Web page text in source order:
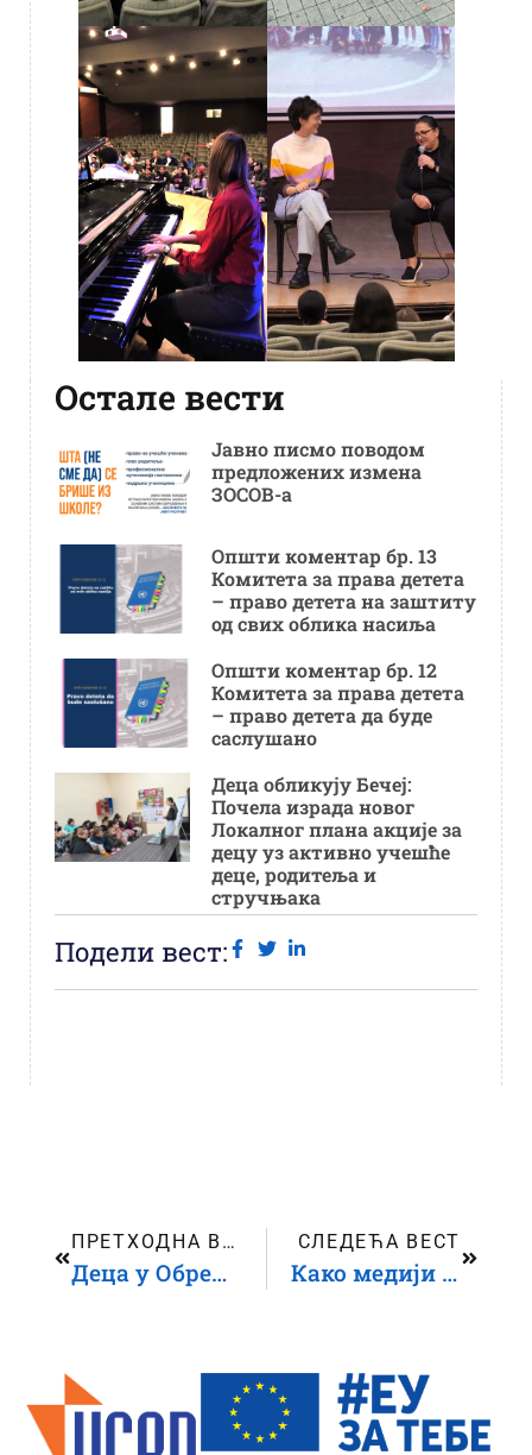
Остале вести
Јавно писмо поводом
предложених измена
ЗОСОВ-а
Општи коментар бр. 13
Комитета за права детета
– право детета на заштиту
од свих облика насиља
Општи коментар бр. 12
Комитета за права детета
– право детета да буде
саслушано
Деца обликују Бечеј:
Почела израда новог
Локалног плана акције за
децу уз активно учешће
деце, родитеља и
стручњака
Подели вест:
ПРЕТХОДНА ВЕСТ
Деца у Обреновцу разговарала о раном браку и одговорностима које брак носи
СЛЕДЕЋА ВЕСТ
Како медији представљају децу – резултати новог истраживања о медијској слици деце у Србији